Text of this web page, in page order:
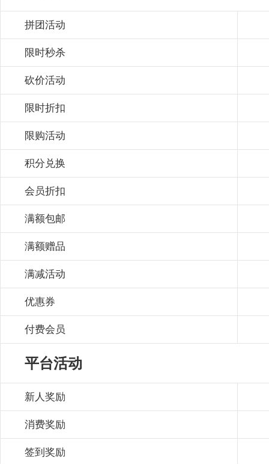
拼团活动
限时秒杀
砍价活动
限时折扣
限购活动
积分兑换
会员折扣
满额包邮
满额赠品
满减活动
优惠券
付费会员
平台活动
新人奖励
消费奖励
签到奖励